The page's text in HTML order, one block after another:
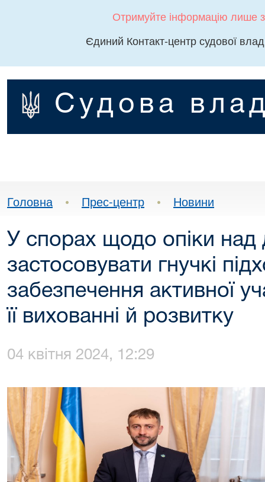
Отримуйте інформацію лише
Єдиний Контакт-центр судової
Судова
Головна • Прес-центр • Новини
У спорах щодо опіки над
застосовувати гнучкі
забезпечення активної
її вихованні й розвитку
04 квітня 2024, 12:29